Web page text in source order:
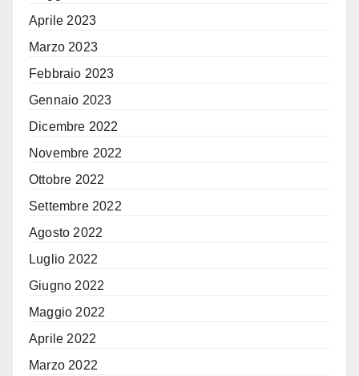
Aprile 2023
Marzo 2023
Febbraio 2023
Gennaio 2023
Dicembre 2022
Novembre 2022
Ottobre 2022
Settembre 2022
Agosto 2022
Luglio 2022
Giugno 2022
Maggio 2022
Aprile 2022
Marzo 2022